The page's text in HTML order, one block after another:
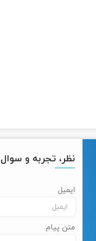
نظر، تجربه و سوال
ایمیل
متن پیام